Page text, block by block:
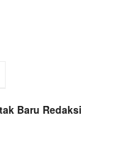
Baru Redaksi